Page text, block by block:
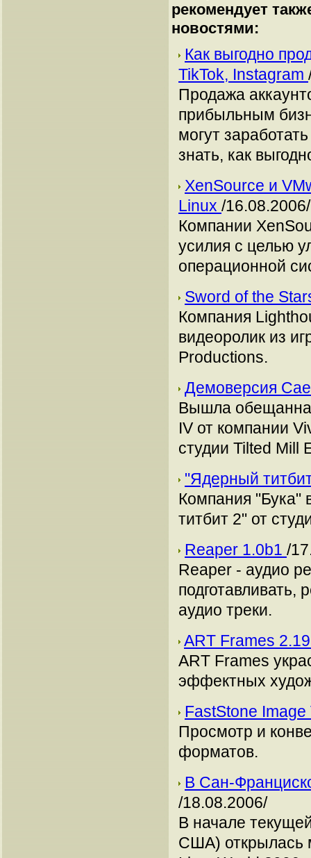
рекомендует
новостями:
Как выгодно
TikTok, Instagram
Продажа
прибыльным
могут
знать, как
XenSource и
Linux /16.08.2006/
Компании
усилия с целью
операционной
Sword of the
Компания
видеоролик из
Productions.
Демоверсия
Вышла
IV от компании
студии Tilted Mill
"Ядерный
Компания "Бука"
титбит 2" от
Reaper 1.0b1 /
Reaper - аудио
подготавливать,
аудио треки.
ART Frames
ART Frames
эффектных
FastStone
Просмотр и
форматов.
В Сан-
/18.08.2006/
В начале
США) открылась